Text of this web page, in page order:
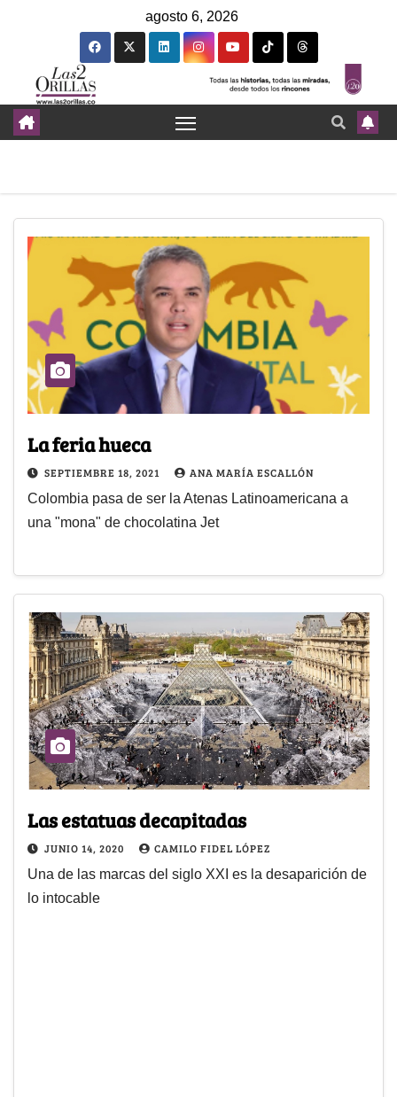
agosto 6, 2026
La feria hueca
SEPTIEMBRE 18, 2021 ANA MARÍA ESCALLÓN
Colombia pasa de ser la Atenas Latinoamericana a
una "mona" de chocolatina Jet
Las estatuas decapitadas
JUNIO 14, 2020 CAMILO FIDEL LÓPEZ
Una de las marcas del siglo XXI es la desaparición de
lo intocable